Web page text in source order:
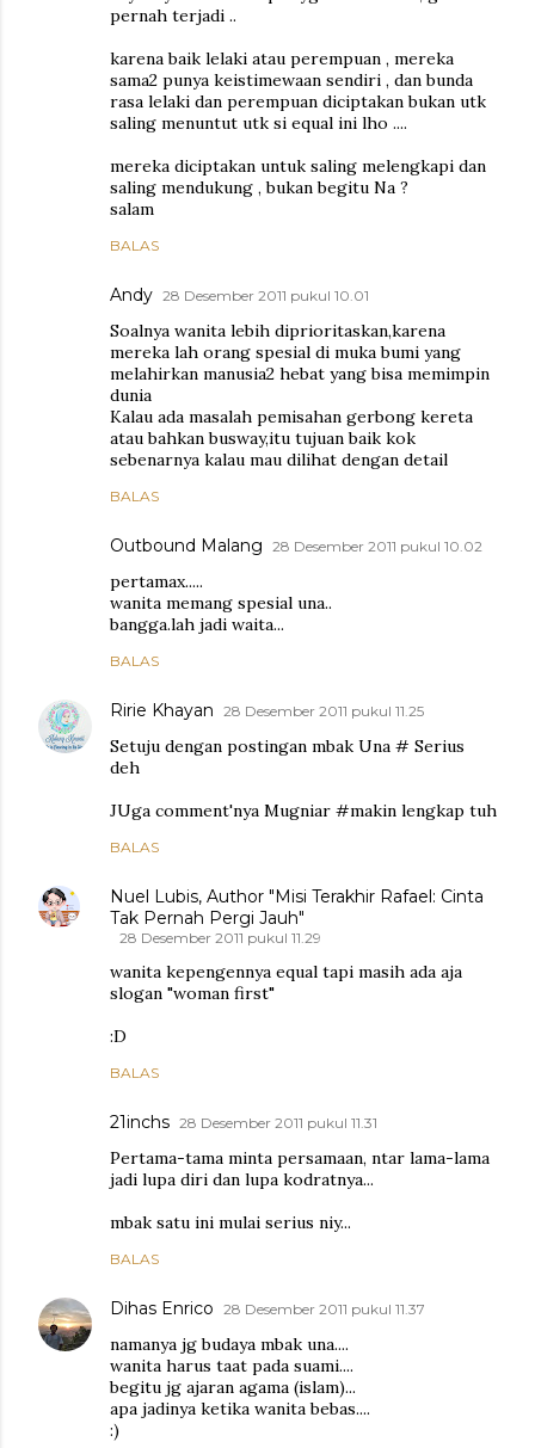
pernah terjadi ..
karena baik lelaki atau perempuan , mereka
sama2 punya keistimewaan sendiri , dan bunda
rasa lelaki dan perempuan diciptakan bukan utk
saling menuntut utk si equal ini lho ....
mereka diciptakan untuk saling melengkapi dan
saling mendukung , bukan begitu Na ?
salam
BALAS
Andy 28 Desember 2011 pukul 10.01
Soalnya wanita lebih diprioritaskan,karena
mereka lah orang spesial di muka bumi yang
melahirkan manusia2 hebat yang bisa memimpin
dunia
Kalau ada masalah pemisahan gerbong kereta
atau bahkan busway,itu tujuan baik kok
sebenarnya kalau mau dilihat dengan detail
BALAS
Outbound Malang 28 Desember 2011 pukul 10.02
pertamax.....
wanita memang spesial una..
bangga.lah jadi waita...
BALAS
Ririe Khayan 28 Desember 2011 pukul 11.25
Setuju dengan postingan mbak Una # Serius
deh
JUga comment'nya Mugniar #makin lengkap tuh
BALAS
Nuel Lubis, Author "Misi Terakhir Rafael: Cinta
Tak Pernah Pergi Jauh"
28 Desember 2011 pukul 11.29
wanita kepengennya equal tapi masih ada aja
slogan "woman first"
:D
BALAS
21inchs 28 Desember 2011 pukul 11.31
Pertama-tama minta persamaan, ntar lama-lama
jadi lupa diri dan lupa kodratnya...
mbak satu ini mulai serius niy...
BALAS
Dihas Enrico 28 Desember 2011 pukul 11.37
namanya jg budaya mbak una....
wanita harus taat pada suami....
begitu jg ajaran agama (islam)...
apa jadinya ketika wanita bebas....
:)